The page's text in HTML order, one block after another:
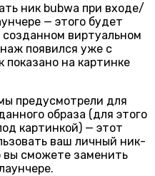
ник bubwa при входе/
— этого будет
виртуальном
появился уже с
показано на картинке
предусмотрели для
образа (для этого
картинкой) — этот
ваш личный ник-
вы сможете заменить